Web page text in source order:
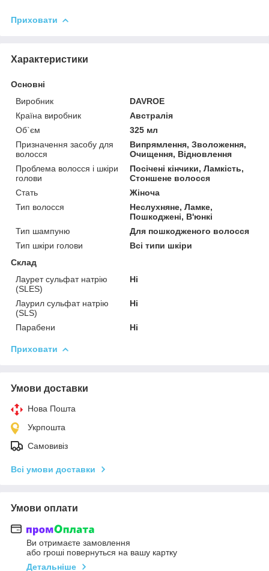
Приховати
Характеристики
Основні
Виробник
DAVROE
Країна виробник
Австралія
Об`єм
325 мл
Призначення засобу для
волосся
Випрямлення, Зволоження,
Очищення, Відновлення
Проблема волосся і шкіри
голови
Посічені кінчики, Ламкість,
Стоншене волосся
Стать
Жіноча
Тип волосся
Неслухняне, Ламке,
Пошкоджені, В'юнкі
Тип шампуню
Для пошкодженого волосся
Тип шкіри голови
Всі типи шкіри
Склад
Лаурет сульфат натрію
(SLES)
Ні
Лаурил сульфат натрію
(SLS)
Ні
Парабени Ні
Приховати
Умови доставки
Нова Пошта
Укрпошта
Самовивіз
Всі умови доставки
Умови оплати
Ви отримаєте замовлення
або гроші повернуться на вашу картку
Детальніше